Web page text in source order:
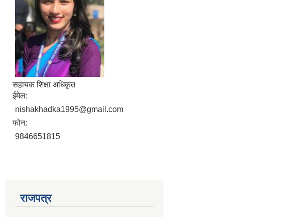
सहायक शिक्षा अधिकृत
ईमेल:
nishakhadka1995@gmail.com
फोन:
9846651815
राजपत्र